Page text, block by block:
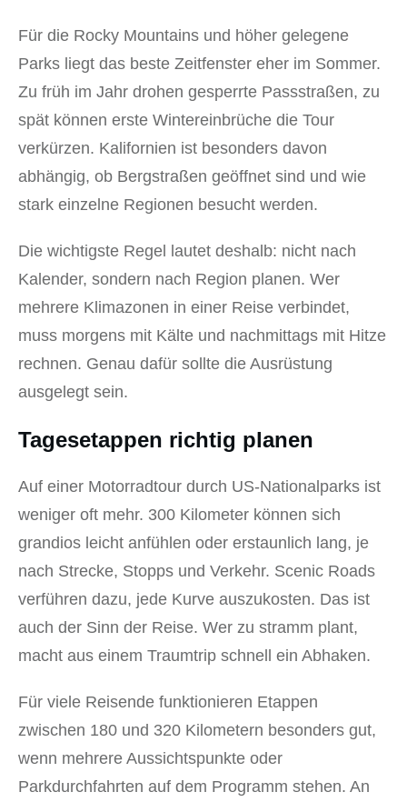
Für die Rocky Mountains und höher gelegene
Parks liegt das beste Zeitfenster eher im Sommer.
Zu früh im Jahr drohen gesperrte Passstraßen, zu
spät können erste Wintereinbrüche die Tour
verkürzen. Kalifornien ist besonders davon
abhängig, ob Bergstraßen geöffnet sind und wie
stark einzelne Regionen besucht werden.
Die wichtigste Regel lautet deshalb: nicht nach
Kalender, sondern nach Region planen. Wer
mehrere Klimazonen in einer Reise verbindet,
muss morgens mit Kälte und nachmittags mit Hitze
rechnen. Genau dafür sollte die Ausrüstung
ausgelegt sein.
Tagesetappen richtig planen
Auf einer Motorradtour durch US-Nationalparks ist
weniger oft mehr. 300 Kilometer können sich
grandios leicht anfühlen oder erstaunlich lang, je
nach Strecke, Stopps und Verkehr. Scenic Roads
verführen dazu, jede Kurve auszukosten. Das ist
auch der Sinn der Reise. Wer zu stramm plant,
macht aus einem Traumtrip schnell ein Abhaken.
Für viele Reisende funktionieren Etappen
zwischen 180 und 320 Kilometern besonders gut,
wenn mehrere Aussichtspunkte oder
Parkdurchfahrten auf dem Programm stehen. An